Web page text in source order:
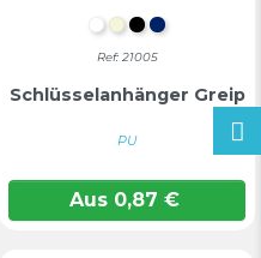
WEIß
BEIGE
SCHWARZ
Ref: 21005
Schlüsselanhänger Greip
PU
Aus0,87 €